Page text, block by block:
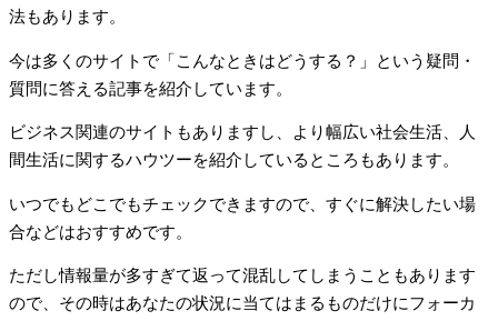
法もあります。
今は多くのサイトで「こんなときはどうする？」という疑問・
質問に答える記事を紹介しています。
ビジネス関連のサイトもありますし、より幅広い社会生活、人
間生活に関するハウツーを紹介しているところもあります。
いつでもどこでもチェックできますので、すぐに解決したい場
合などはおすすめです。
ただし情報量が多すぎて返って混乱してしまうこともあります
ので、その時はあなたの状況に当てはまるものだけにフォーカ